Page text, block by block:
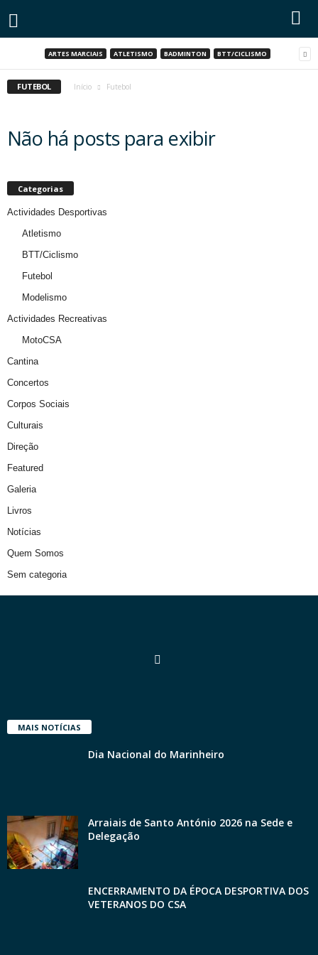
ARTES MARCIAIS ATLETISMO BADMINTON BTT/CICLISMO
FUTEBOL Início Futebol
Não há posts para exibir
Categorias
Actividades Desportivas
Atletismo
BTT/Ciclismo
Futebol
Modelismo
Actividades Recreativas
MotoCSA
Cantina
Concertos
Corpos Sociais
Culturais
Direção
Featured
Galeria
Livros
Notícias
Quem Somos
Sem categoria
MAIS NOTÍCIAS
Dia Nacional do Marinheiro
Arraiais de Santo António 2026 na Sede e
Delegação
ENCERRAMENTO DA ÉPOCA DESPORTIVA DOS
VETERANOS DO CSA